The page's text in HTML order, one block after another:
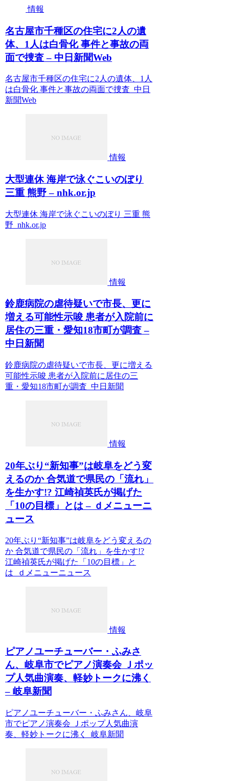
情報
名古屋市千種区の住宅に2人の遺
体、1人は白骨化 事件と事故の両
面で捜査 – 中日新聞Web
名古屋市千種区の住宅に2人の遺体、1人
は白骨化 事件と事故の両面で捜査 中日
新聞Web
情報
大型連休 海岸で泳ぐこいのぼり
三重 熊野 – nhk.or.jp
大型連休 海岸で泳ぐこいのぼり 三重 熊
野 nhk.or.jp
情報
鈴鹿病院の虐待疑いで市長、更に
増える可能性示唆 患者が入院前に
居住の三重・愛知18市町が調査 –
中日新聞
鈴鹿病院の虐待疑いで市長、更に増える
可能性示唆 患者が入院前に居住の三
重・愛知18市町が調査 中日新聞
情報
20年ぶり“新知事”は岐阜をどう変
えるのか 合気道で県民の「流れ」
を生かす!? 江崎禎英氏が掲げた
「10の目標」とは – ｄメニューニ
ュース
20年ぶり“新知事”は岐阜をどう変えるの
か 合気道で県民の「流れ」を生かす!?
江崎禎英氏が掲げた「10の目標」と
は ｄメニューニュース
情報
ピアノユーチューバー・ふみさ
ん、岐阜市でピアノ演奏会 Ｊポッ
プ人気曲演奏、軽妙トークに沸く
– 岐阜新聞
ピアノユーチューバー・ふみさん、岐阜
市でピアノ演奏会 Ｊポップ人気曲演
奏、軽妙トークに沸く 岐阜新聞